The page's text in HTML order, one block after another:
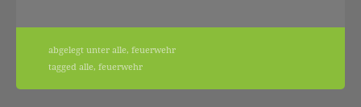
nebenher…
abgelegt unter alle, feuerwehr
tagged alle, feuerwehr